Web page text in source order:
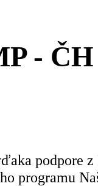
- ČH
podpore
programu